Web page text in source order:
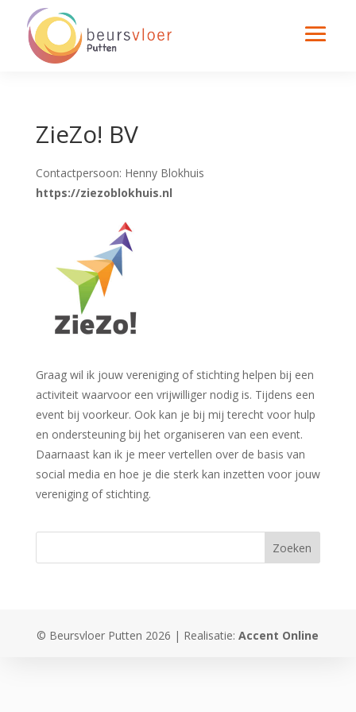
ZieZo! BV
Contactpersoon: Henny Blokhuis
https://ziezoblokhuis.nl
Graag wil ik jouw vereniging of stichting helpen bij een
activiteit waarvoor een vrijwilliger nodig is. Tijdens een
event bij voorkeur. Ook kan je bij mij terecht voor hulp
en ondersteuning bij het organiseren van een event.
Daarnaast kan ik je meer vertellen over de basis van
social media en hoe je die sterk kan inzetten voor jouw
vereniging of stichting.
© Beursvloer Putten 2026 | Realisatie:Accent Online